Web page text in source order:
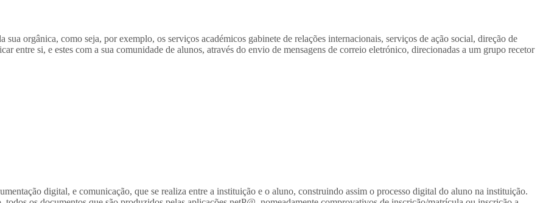
orgânica, como seja, por exemplo, os serviços académicos gabinete de relações internacionais, serviços de ação social, direção de
entre si, e estes com a sua comunidade de alunos, através do envio de mensagens de correio eletrónico, direcionadas a um grupo recetor
digital, e comunicação, que se realiza entre a instituição e o aluno, construindo assim o processo digital do aluno na instituição.